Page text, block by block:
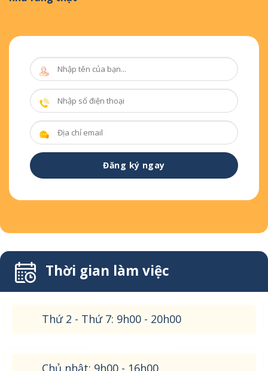
Thời gian làm việc
Thứ 2 - Thứ 7: 9h00 - 20h00